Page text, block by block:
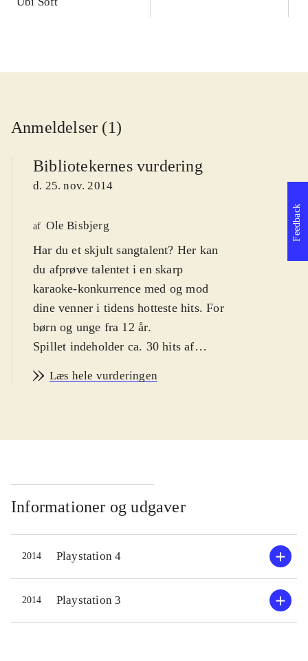
Anmeldelser (1)
Bibliotekernes vurdering
d. 25. nov. 2014
af Ole Bisbjerg
Har du et skjult sangtalent? Her kan
du afprøve talentet i en skarp
karaoke-konkurrence med og mod
dine venner i tidens hotteste hits. For
børn og unge fra 12 år.
Spillet indeholder ca. 30 hits af
One Direction, Selena Gomez, Lionel
kan man købe flere sange, og
udgivelser i serien anvendes. Man
interagerer med spillet via mikrofon
(trådløs eller kabel) eller via en app
på smartphonen. Gameplay er det
kendte og velafprøvede. Sangeren
skal forsøge at ramme melodien i
sangen bedst muligt på baggrund af
Læs hele vurderingen
Informationer og udgaver
2014 Playstation 4
2014 Playstation 3
Feedback